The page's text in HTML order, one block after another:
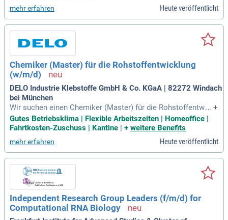
inference to investigate RNA structure, function, transport, a
nd regulatory
mehr erfahren Heute veröffentlicht
Chemiker (Master) für die Rohstoffentwicklung
(w/m/d)
DELO Industrie Klebstoffe GmbH & Co. KGaA | 82272 Windach
bei München
Wir suchen einen Chemiker (Master) für die Rohstoffentwic
klung (w/m/d) zur Unterstützung unserer Abteilung New Mat
erials. Ihre Hauptaufgaben umfassen die Entwicklung innov
von Synthesen mit modernen physikalisch-chemischen Met
hoden. Sie werden neue Synthesestrategien recherchieren u
nd die Überführung der chemischen Synthese in den technis
chen Maßstab unterstützen. Darüber hinaus beobachten Sie
den Rohstoffmarkt und pflegen unser Rohstoffportfolio. Sie
bringen ein erfolgreich abgeschlossenes Studium in Chemie
mit Schwerpunkt auf organischer Synthese- oder Polymerch
emie mit. Zudem übernehmen Sie Personalverantwortung fü
r Laborassistenten (w/m/d).
+
Gutes Betriebsklima | Flexible Arbeitszeiten | Homeoffice |
Fahrtkosten-Zuschuss | Kantine | + weitere Benefits
mehr erfahren Heute veröffentlicht
Independent Research Group Leaders (f/m/d) for
Computational RNA Biology